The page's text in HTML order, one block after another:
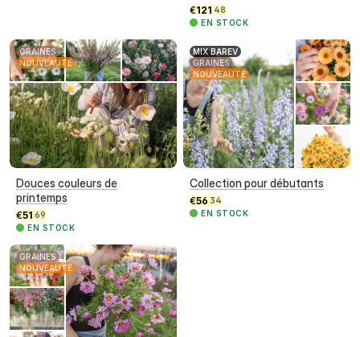
€121 48
EN STOCK
GRAINES
NOUVEAUTÉ
Douces couleurs de
printemps
€51 69
EN STOCK
MIX BAREV
GRAINES
NOUVEAUTÉ
Collection pour débutants
€56 34
EN STOCK
GRAINES
NOUVEAUTÉ